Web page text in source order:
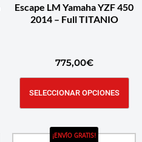
Escape LM Yamaha YZF 450
2014 – Full TITANIO
775,00€
SELECCIONAR OPCIONES
¡ENVÍO GRATIS!